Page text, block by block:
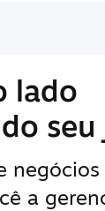
lado
a